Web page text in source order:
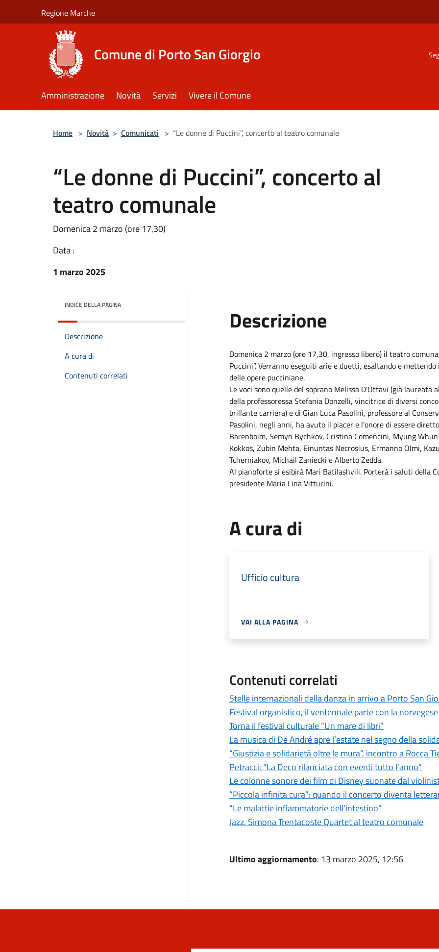
Regione Marche
Comune di Porto San Giorgio
Amministrazione Novità Servizi Vivere il Comune
Home > Novità > Comunicati > “Le donne di Puccini”, concerto al teatro comunale
“Le donne di Puccini”, concerto al
teatro comunale
Domenica 2 marzo (ore 17,30)
Data :
1 marzo 2025
INDICE DELLA PAGINA
Descrizione
A cura di
Contenuti correlati
Descrizione
Domenica 2 marzo (ore 17,30, ingresso libero) il teatro
Puccini”. Verranno eseguiti arie e duetti, esaltando e
delle opere pucciniane.
Le voci sono quelle del soprano Melissa D'Ottavi (già laureata
della professoressa Stefania Donzelli, vincitrice di diversi
brillante carriera) e di Gian Luca Pasolini, professore al
Pasolini, negli anni, ha avuto il piacer e l’onore di essere
Barenboim, Semyn Bychkov, Cristina Comencini, Myung
Kokkos, Zubin Mehta, Einuntas Necrosius, Ermanno Olmi,
Tcherniakov, Michail Zaniecki e Alberto Zedda.
Al pianoforte si esibirà Mari Batilashvili. Porterà i saluti della
presidente Maria Lina Vitturini.
A cura di
Ufficio cultura
VAI ALLA PAGINA
Contenuti correlati
Stelle internazionali della danza in arrivo a Porto San
Festival organistico, il ventennale parte con la
Torna il festival culturale “Un mare di libri”
La musica di De André apre l’estate nel segno della
“Giustizia e solidarietà oltre le mura”, incontro a Rocca
Petracci: “La Deco rilanciata con eventi tutto l’anno”
Le colonne sonore dei film di Disney suonate dal
“Piccola infinita cura”: quando il concerto diventa
“Le malattie infiammatorie dell’intestino”
Jazz, Simona Trentacoste Quartet al teatro comunale
Ultimo aggiornamento: 13 marzo 2025, 12:56